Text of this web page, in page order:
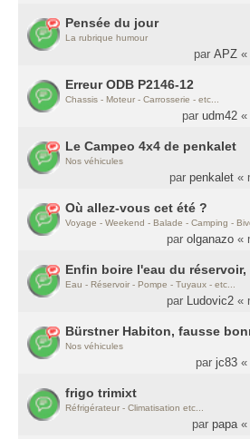
Pensée du jour
La rubrique humour
parAPZ «
Erreur ODB P2146-12
Chassis - Moteur - Carrosserie - etc...
parudm42 «
Le Campeo 4x4 de penkalet
Nos véhicules
parpenkalet «
Où allez-vous cet été ?
Voyage - Weekend - Balade - Camping -
parolganazo «
Enfin boire l'eau du réservoir,
Eau - Réservoir - Pompe - Tuyaux - etc...
par Ludovic2 «
Bürstner Habiton, fausse
Nos véhicules
par jc83 «
frigo trimixt
Réfrigérateur - Climatisation etc...
parpapa «